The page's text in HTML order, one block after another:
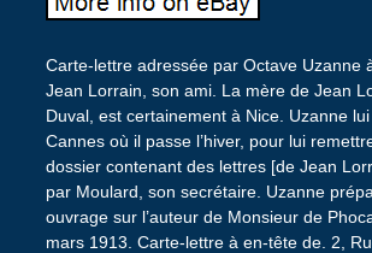
Carte-lettre adressée par Octave Uzanne
Jean Lorrain, son ami. La mère de Jean
Duval, est certainement à Nice. Uzanne
Cannes où il passe l’hiver, pour lui
dossier contenant des lettres [de Jean
par Moulard, son secrétaire. Uzanne
ouvrage sur l’auteur de Monsieur de
mars 1913. Carte-lettre à en-tête de. 2,